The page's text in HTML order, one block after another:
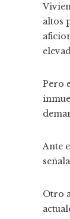
altos
Pero
Ante
Otro